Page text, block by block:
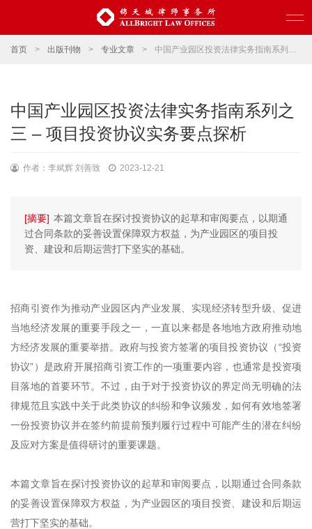
首页 > 出版刊物 > 专业文章 > 中国产业园区投资法律实务指南系列之三 – 项目投资协议实务要点探析
中国产业园区投资法律实务指南系列之
三 – 项目投资协议实务要点探析
作者：李斌辉 刘善致 2023-12-21
[摘要] 本篇文章旨在探讨投资协议的起草和审阅要点，以期通
过合同条款的妥善设置保障双方权益，为产业园区的项目投
资、建设和后期运营打下坚实的基础。
招商引资作为推动产业园区内产业发展、实现经济转型升级、促进
当地经济发展的重要手段之一，一直以来都是各地地方政府推动地
方经济发展的重要举措。政府与投资方签署的项目投资协议（“投资
协议”）是政府开展招商引资工作的一项重要内容，也通常是投资项
目落地的首要环节。不过，由于对于投资协议的界定尚无明确的法
律规范且实践中关于此类协议的纠纷和争议频发，如何有效地签署
一份投资协议并在签约前提前预判履行过程中可能产生的潜在纠纷
及应对方案是值得研讨的重要课题。
本篇文章旨在探讨投资协议的起草和审阅要点，以期通过合同条款
的妥善设置保障双方权益，为产业园区的项目投资、建设和后期运
营打下坚实的基础。